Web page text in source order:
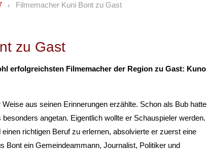
Filmemacher Kuni Bont zu Gast
zu Gast
erfolgreichsten Filmemacher der Region zu Gast: Kuno
aus seinen Erinnerungen erzählte. Schon als Bub hatte
angetan. Eigentlich wollte er Schauspieler werden.
richtigen Beruf zu erlernen, absolvierte er zuerst eine
Bont ein Gemeindeammann, Journalist, Politiker und